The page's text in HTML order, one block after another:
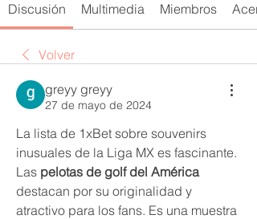
Discusión Multimedia Miembros
Volver
greyy greyy
27 de mayo de 2024
La lista de 1xBet sobre souvenirs
inusuales de la Liga MX es fascinante.
Las pelotas de golf del América
destacan por su originalidad y
atractivo para los fans. Es una muestra